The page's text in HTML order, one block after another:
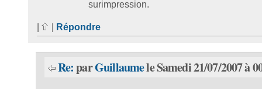
surimpression.
Répondre
Re:parGuillaumele Samedi 21/07/2007 à